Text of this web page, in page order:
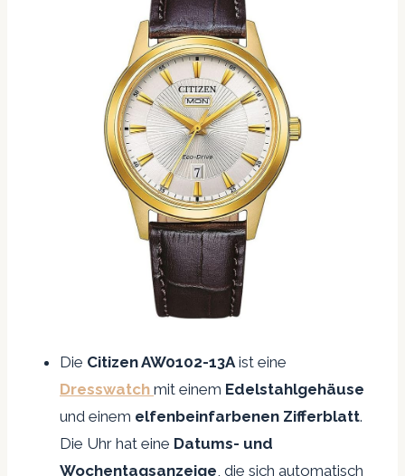
Die Citizen AW0102-13Aist eine
Dresswatch mit einem Edelstahlgehäuse
und einem elfenbeinfarbenen Zifferblatt.
Die Uhr hat eine Datums- und
Wochentagsanzeige, die sich automatisch